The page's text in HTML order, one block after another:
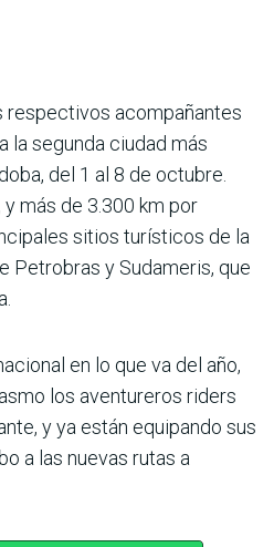
respectivos acompañantes
la segunda ciudad más
del 1 al 8 de octubre.
más de 3.300 km por
sitios turísticos de la
Petrobras y Sudameris, que
en lo que va del año,
los aventureros riders
y ya están equipando sus
a las nue­vas rutas a